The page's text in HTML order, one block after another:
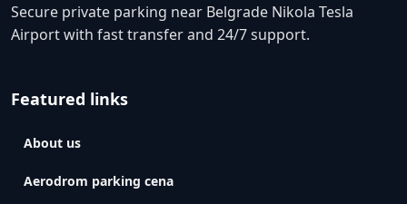
Secure private parking near Belgrade Nikola Tesla
Airport with fast transfer and 24/7 support.
Featured links
About us
Aerodrom parking cena